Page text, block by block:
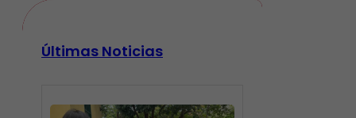
Últimas Noticias